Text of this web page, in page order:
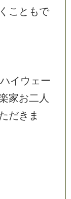
く こ と もで
ハイ ウ ェ ー
家お二 人
だき ま